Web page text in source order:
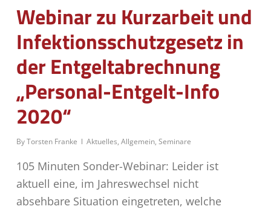
Webinar zu Kurzarbeit und
Infektionsschutzgesetz in
der Entgeltabrechnung
„Personal-Entgelt-Info
2020“
ByTorsten Franke Aktuelles, Allgemein, Seminare
105 Minuten Sonder-Webinar: Leider ist
aktuell eine, im Jahreswechsel nicht
absehbare Situation eingetreten, welche